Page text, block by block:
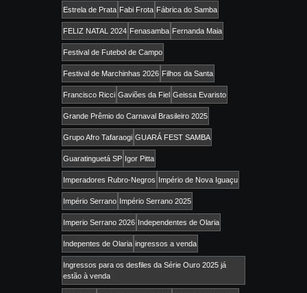
Estrela de Prata Fabi Frota Fábrica do Samba
FELIZ NATAL 2024 Fenasamba Fernanda Maia
Festival de Futebol de Campo
Festival de Marchinhas 2026 Filhos da Santa
Francisco Ricci Gaviões da Fiel Geissa Evaristo
Grande Prêmio do Carnaval Brasileiro 2025
Grupo Afro Tafaraogi GUARÁ FEST SAMBA
Guaratinguetá SP Igor Pitta
Imperadores Rubro-Negros Império de Nova Iguaçu
Império Serrano Império Serrano 2025
Imperio Serrano 2026 Independentes de Olaria
Indepentes de Olaria ingressos a venda
Ingressos para os desfiles da Série Ouro 2025 já
estão à venda